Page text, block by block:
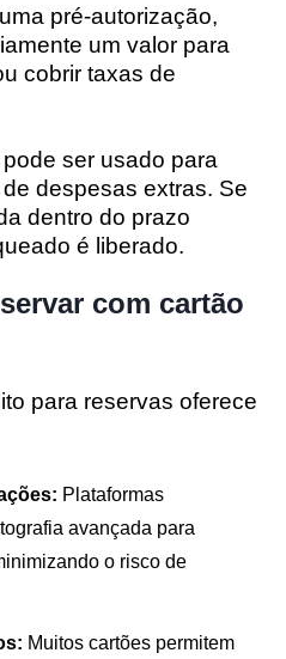
pré-autorização,
um valor para
cobrir taxas de
ser usado para
despesas extras. Se
dentro do prazo
é liberado.
com cartão
para reservas oferece
Plataformas
avançada para
o risco de
Muitos cartões permitem